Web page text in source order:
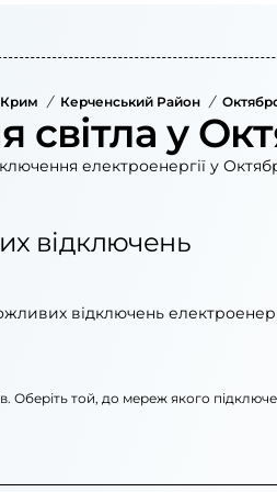
Крим / Керченський Район /
світла у
електроенергії у
відключень
відключень
Оберіть той, до мереж якого